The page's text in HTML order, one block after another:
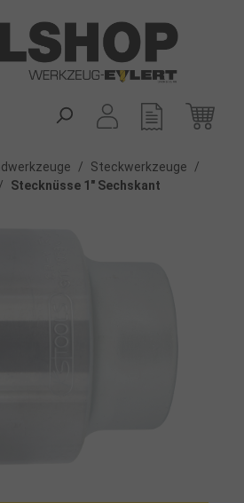
/ Steckwerkzeuge
/
/ Stecknüsse 1" Sechskant